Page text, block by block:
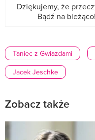
Dziękujemy, że
Bądź na bieżąco!
Taniec z Gwiazdami
Jacek Jeschke
Zobacz także